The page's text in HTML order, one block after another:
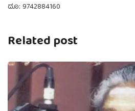
ದೂ: 9742884160
Related post